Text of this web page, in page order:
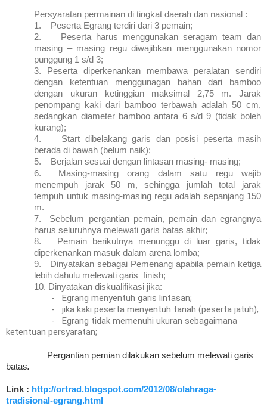
Persyaratan permainan di tingkat daerah dan nasional :
1.
Peserta Egrang terdiri dari 3 pemain;
2.
Peserta harus menggunakan seragam team dan
masing – masing regu diwajibkan menggunakan nomor
punggung 1 s/d 3;
3.
Peserta diperkenankan membawa peralatan sendiri
dengan ketentuan menggunagan bahan dari bamboo
dengan ukuran ketinggian maksimal 2,75 m. Jarak
penompang kaki dari bamboo terbawah adalah 50 cm,
sedangkan diameter bamboo antara 6 s/d 9 (tidak boleh
kurang);
4.
Start dibelakang garis dan posisi peserta masih
berada di bawah (belum naik);
5.
Berjalan sesuai dengan lintasan masing- masing;
6.
Masing-masing orang dalam satu regu wajib
menempuh jarak 50 m, sehingga jumlah total jarak
tempuh untuk masing-masing regu adalah sepanjang 150
m.
7.
Sebelum pergantian pemain, pemain dan egrangnya
harus seluruhnya melewati garis batas akhir;
8.
Pemain berikutnya menunggu di luar garis, tidak
diperkenankan masuk dalam arena lomba;
9.
Dinyatakan sebagai Pemenang apabila pemain ketiga
lebih dahulu melewati garis finish;
10. Dinyatakan diskualifikasi jika:
-
Egrang menyentuh garis lintasan;
-
jika kaki peserta menyentuh tanah (peserta jatuh);
-
Egrang tidak memenuhi ukuran sebagaimana
ketentuan persyaratan;
-
Pergantian pemian dilakukan sebelum melewati garis
batas.
Link : http://ortrad.blogspot.com/2012/08/olahraga-
tradisional-egrang.html